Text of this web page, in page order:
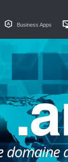
Business Apps
domaine